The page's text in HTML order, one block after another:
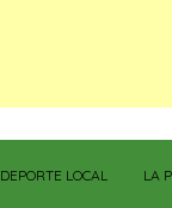
DEPORTE LOCAL LA